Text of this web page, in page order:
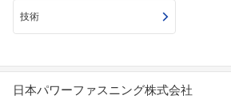
技術
日本パワーファスニング株式会社